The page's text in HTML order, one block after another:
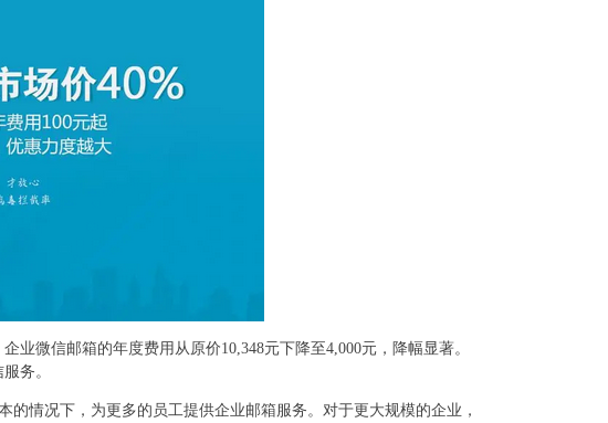
微信邮箱的年度费用从原价10,348元下降至4,000元，降幅显著。
务。
情况下，为更多的员工提供企业邮箱服务。对于更大规模的企业，